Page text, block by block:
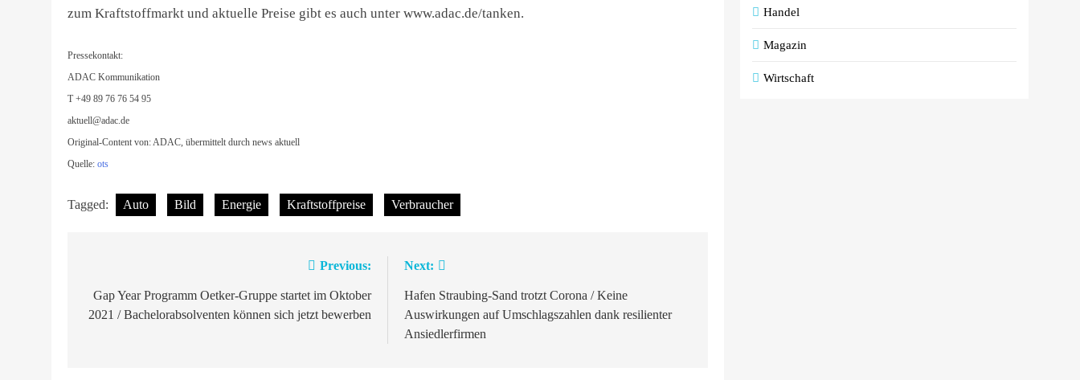
zum Kraftstoffmarkt und aktuelle Preise gibt es auch unter www.adac.de/tanken.
Pressekontakt:
ADAC Kommunikation
T +49 89 76 76 54 95
aktuell@adac.de
Original-Content von: ADAC, übermittelt durch news aktuell
Quelle: ots
Tagged: Auto Bild Energie Kraftstoffpreise Verbraucher
Previous:
Gap Year Programm Oetker-Gruppe startet im Oktober
2021 / Bachelorabsolventen können sich jetzt bewerben
Next:
Hafen Straubing-Sand trotzt Corona / Keine
Auswirkungen auf Umschlagszahlen dank resilienter
Ansiedlerfirmen
Handel
Magazin
Wirtschaft